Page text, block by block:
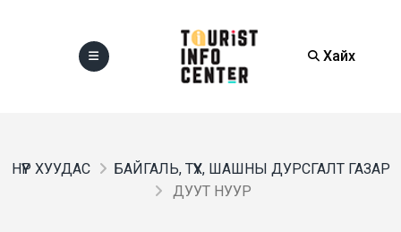
Хайх
НҮҮР ХУУДАС
БАЙГАЛЬ, ТҮҮХ, ШАШНЫ ДУРСГАЛТ ГАЗАР
ДУУТ НУУР